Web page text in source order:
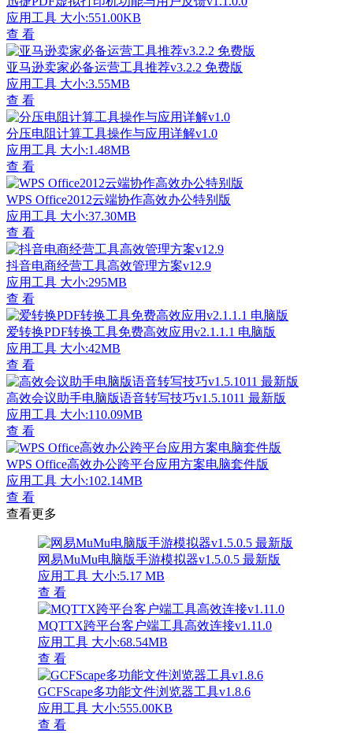
应用工具 大小:551.00KB
查 看
亚马逊卖家必备运营工具推荐v3.2.2 免费版
应用工具 大小:3.55MB
查 看
分压电阻计算工具操作与应用详解v1.0
应用工具 大小:1.48MB
查 看
WPS Office2012云端协作高效办公特别版
应用工具 大小:37.30MB
查 看
抖音电商经营工具高效管理方案v12.9
应用工具 大小:295MB
查 看
爱转换PDF转换工具免费高效应用v2.1.1.1 电脑版
应用工具 大小:42MB
查 看
高效会议助手电脑版语音转写技巧v1.5.1011 最新版
应用工具 大小:110.09MB
查 看
WPS Office高效办公跨平台应用方案电脑套件版
应用工具 大小:102.14MB
查 看
查看更多
网易MuMu电脑版手游模拟器v1.5.0.5 最新版
应用工具 大小:5.17 MB
查 看
MQTTX跨平台客户端工具高效连接v1.11.0
应用工具 大小:68.54MB
查 看
GCFScape多功能文件浏览器工具v1.8.6
应用工具 大小:555.00KB
查 看